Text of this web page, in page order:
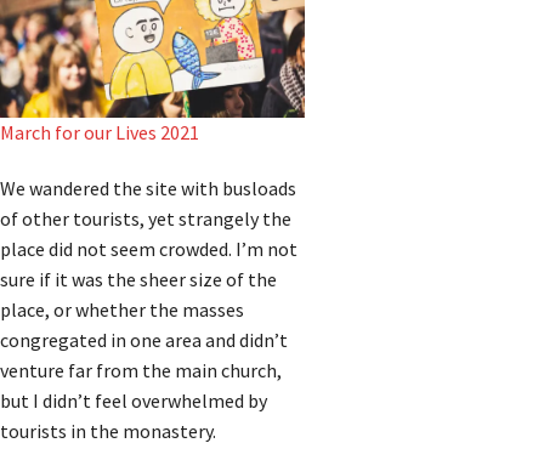
March for our Lives 2021
We wandered the site with busloads
of other tourists, yet strangely the
place did not seem crowded. I’m not
sure if it was the sheer size of the
place, or whether the masses
congregated in one area and didn’t
venture far from the main church,
but I didn’t feel overwhelmed by
tourists in the monastery.